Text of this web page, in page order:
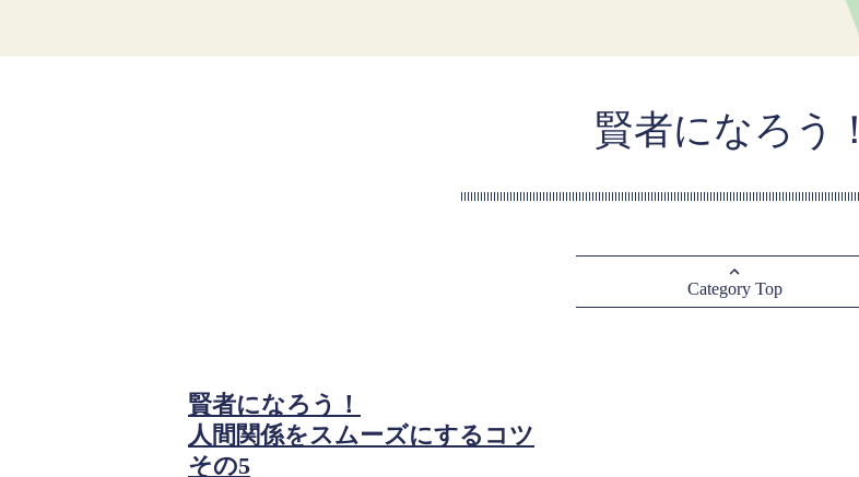
賢者になろう！
Category Top
賢者になろう！
人間関係をスムーズにするコツ
その5